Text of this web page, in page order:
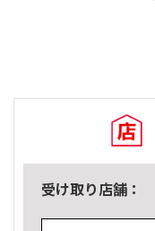
受け取り店舗：